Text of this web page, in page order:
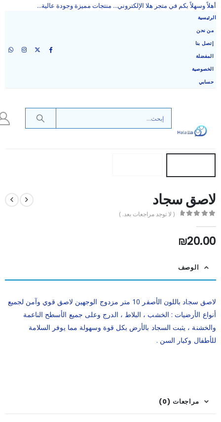
أهلاً وسهلاً بكم في متجر هلا الإلكتروني... منتجات مميزة وجودة عالية...
الرئيسية
من نحن
إتصل بنا
المفضلة
الخصوصية
حسابي
لاصق سجاد
( لا توجد مراجعات بعد. )
₪20.00
الوصف
لاصق سجاد باللون الأصفر 10 متر مزدوج الوجهين لاصق قوي وآمن لجميع
أنواع الأرضيات : الخشب ، البلاط ، الدرج وعلى جميع الأسطح الناعمة
والخشنة ، يثبت السجاد بالأرض بكل قوة وسهولة مما يوفر السلامة
للأطفال وكبار السن .
مراجعات (0)